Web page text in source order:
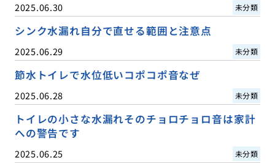
2025.06.30 未分類
シンク水漏れ自分で直せる範囲と注意点
2025.06.29 未分類
節水トイレで水位低いコポコポ音なぜ
2025.06.28 未分類
トイレの小さな水漏れそのチョロチョロ音は家計
への警告です
2025.06.25 未分類